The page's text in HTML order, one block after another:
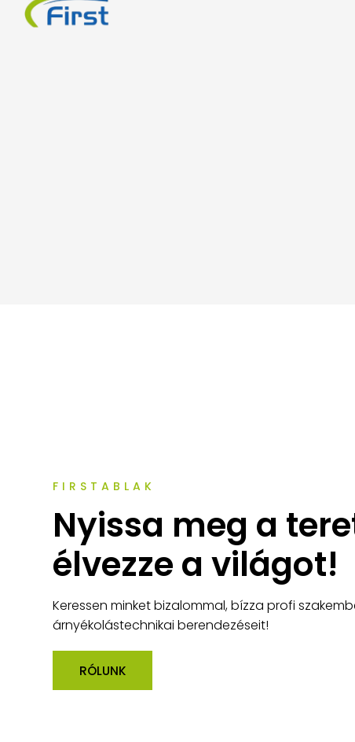
FIRSTABLAK
Nyissa meg a
élvezze a világot!
Keressen minket bizalommal, bízza profi
árnyékolástechnikai berendezéseit!
RÓLUNK